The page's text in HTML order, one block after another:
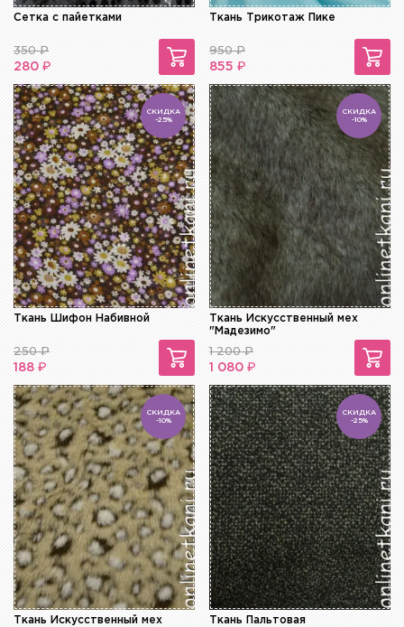
Сетка с пайетками
350₽
280 ₽
Ткань Трикотаж Пике
950₽
855 ₽
СКИДКА
-25%
Ткань Шифон Набивной
250₽
188 ₽
СКИДКА
-10%
Ткань Искусственный мех
"Мадезимо"
1 200₽
1 080 ₽
СКИДКА
-10%
Ткань Искусственный мех
СКИДКА
-25%
Ткань Пальтовая